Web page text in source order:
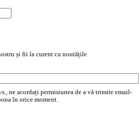
și fii la curent cu noutățile
ne acordați permisiunea de a vă trimite email-
în orice moment.